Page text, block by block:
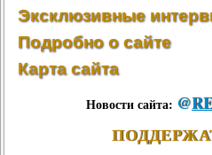
Эксклюзивные
Подробно о сайте
Карта сайта
Новости сайта: @